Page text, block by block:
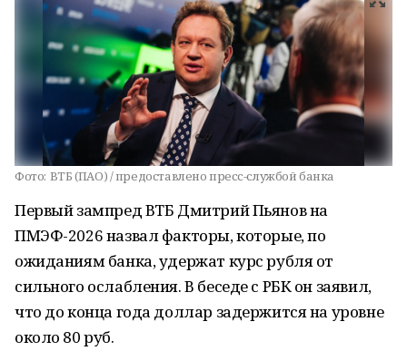
Фото: ВТБ (ПАО) / предоставлено пресс-службой банка
Первый зампред ВТБ Дмитрий Пьянов на
ПМЭФ-2026 назвал факторы, которые, по
ожиданиям банка, удержат курс рубля от
сильного ослабления. В беседе с РБК он заявил,
что до конца года доллар задержится на уровне
около 80 руб.